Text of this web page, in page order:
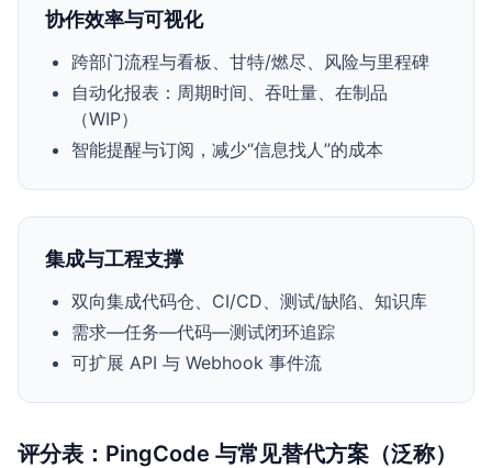
协作效率与可视化
跨部门流程与看板、甘特/燃尽、风险与里程碑
自动化报表：周期时间、吞吐量、在制品
（WIP）
智能提醒与订阅，减少“信息找人”的成本
集成与工程支撑
双向集成代码仓、CI/CD、测试/缺陷、知识库
需求—任务—代码—测试闭环追踪
可扩展 API 与 Webhook 事件流
评分表：PingCode 与常见替代方案（泛称）